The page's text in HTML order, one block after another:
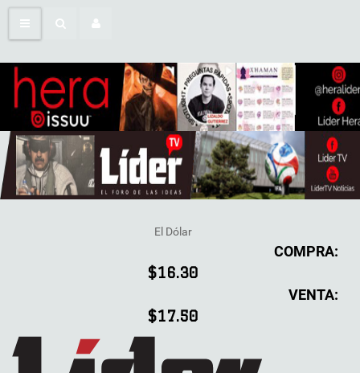
El Dólar
COMPRA:
$16.30
VENTA:
$17.50